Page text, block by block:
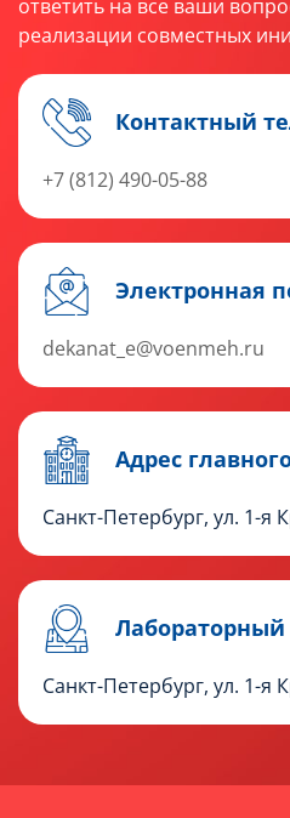
ответить на все ваши
реализации совместных
Контактный
+7 (812) 490-05-88
Электронная
dekanat_e@voenmeh.ru
Адрес
Санкт-Петербург, ул. 1-я
Лабораторный
Санкт-Петербург, ул. 1-я